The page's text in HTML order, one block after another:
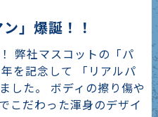
」爆誕！！
弊社マスコットの「パ
を記念して 「リアルパ
した。 ボディの擦り傷や
こだわった渾身のデザイ